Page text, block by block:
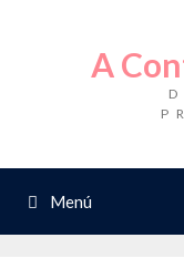
A
Menú